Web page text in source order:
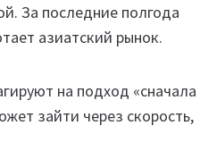
За последние полгода
азиатский рынок.
на подход «сначала
зайти через скорость,